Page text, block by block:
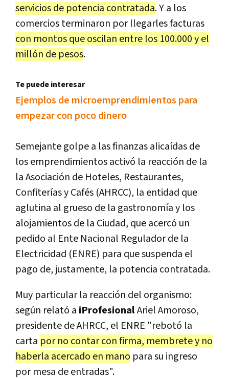
servicios de potencia contratada. Y a los
comercios terminaron por llegarles facturas
con montos que oscilan entre los 100.000 y el
millón de pesos.
Te puede interesar
Ejemplos de microemprendimientos para
empezar con poco dinero
Semejante golpe a las finanzas alicaídas de
los emprendimientos activó la reacción de la
la Asociación de Hoteles, Restaurantes,
Confiterías y Cafés (AHRCC), la entidad que
aglutina al grueso de la gastronomía y los
alojamientos de la Ciudad, que acercó un
pedido al Ente Nacional Regulador de la
Electricidad (ENRE) para que suspenda el
pago de, justamente, la potencia contratada.
Muy particular la reacción del organismo:
según relató a iProfesionalAriel Amoroso,
presidente de AHRCC, el ENRE "rebotó la
carta por no contar con firma, membrete y no
haberla acercado en mano para su ingreso
por mesa de entradas".